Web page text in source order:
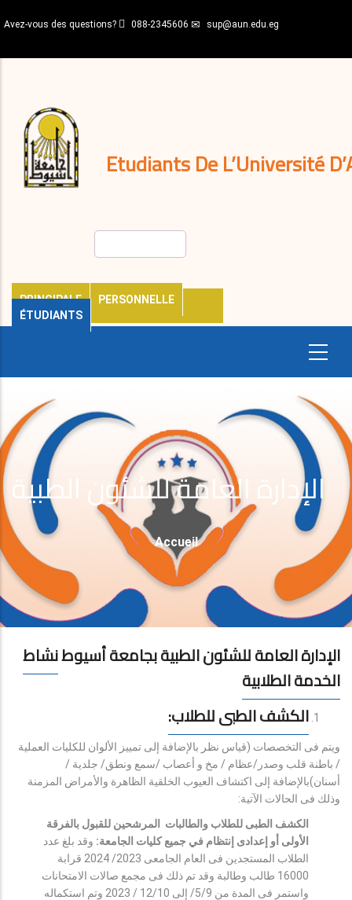
au
principal
Avez-vous des questions? 088-2345606 sup@aun.edu.eg
Etudiants De L’Université
PRINCIPALE
PERSONNELLE
ÉTUDIANTS
décisions
Expatriés
Journal
الإدارة العامة للشئون الطبية
Fil
D'Ariane
Accueil
الإدارة العامة للشئون الطبية بجامعة أسيوطنشاط
الخدمة الطلابية
الكشف الطبى للطلاب:
ويتم فى التخصصات (قياس نظر بالإضافة إلى تمييز الألوان للكليات العملية
/ باطنة قلب وصدر/عظام / مخ و أعصاب /سمع ونطق/ جلدية /
أسنان)بالإضافة إلى اكتشاف العيوب الخلقية الظاهرة والأمراض المزمنة
وذلك فى الحالات الآتية:
الكشف الطبى للطلاب والطالبات المرشحين للقبول بالفرقة
الأولى أو إعدادى إنتظام في جميع كليات الجامعة: وقد بلغ عدد
الطلاب المستجدين فى العام الجامعى 2023/ 2024 قرابة
16000 طالب وطالبة وقد تم ذلك فى مجمع صالات الامتحانات
واستمر فى المدة من 5/9/ إلى 12/10 / 2023 وتم استكماله